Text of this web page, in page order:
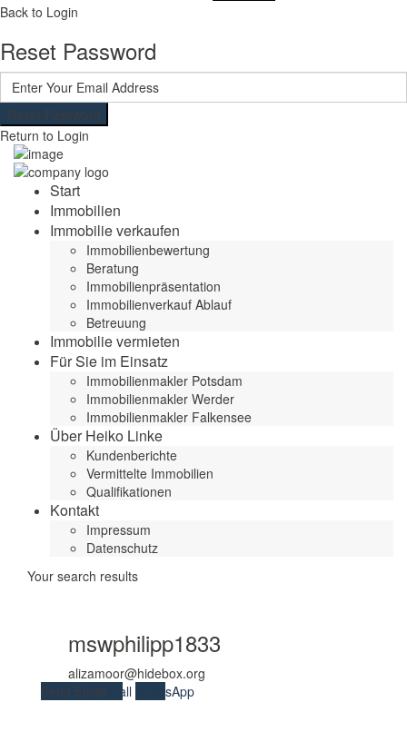
Back to Login
Reset Password
Reset Password
Return to Login
Start
Immobilien
Immobilie verkaufen
Immobilienbewertung
Beratung
Immobilienpräsentation
Immobilienverkauf Ablauf
Betreuung
Immobilie vermieten
Für Sie im Einsatz
Immobilienmakler Potsdam
Immobilienmakler Werder
Immobilienmakler Falkensee
Über Heiko Linke
Kundenberichte
Vermittelte Immobilien
Qualifikationen
Kontakt
Impressum
Datenschutz
Your search results
mswphilipp1833
alizamoor@hidebox.org
Send Email
Call WhatsApp